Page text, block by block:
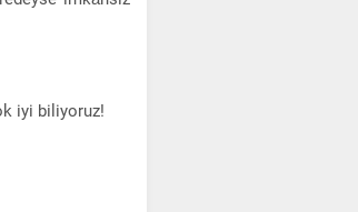
iyi biliyoruz!